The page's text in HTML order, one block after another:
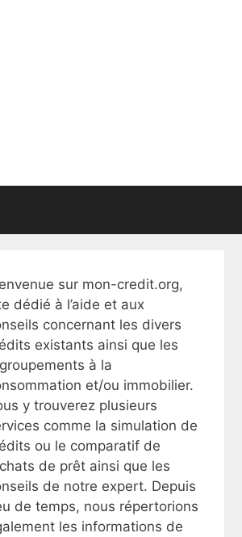
sur mon-credit.org,
dédié à l’aide et aux
concernant les divers
existants ainsi que les
à la
et/ou immobilier.
y trouverez plusieurs
comme la simulation de
ou le comparatif de
de prêt ainsi que les
de notre expert. Depuis
de temps, nous répertorions
les informations de